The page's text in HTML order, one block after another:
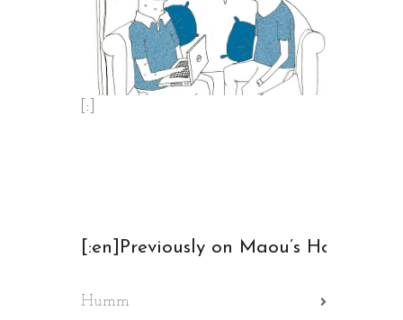
[:]
[:en]Previously on Maou’s
Humm